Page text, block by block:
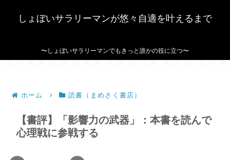
しょぼいサラリーマンが悠々自適を叶えるまで
〜しょぼいサラリーマンでもきっと誰かの役に立つ〜
ホーム 読書（まめさく書店）
【書評】「影響力の武器」：本書を読んで
心理戦に参戦する